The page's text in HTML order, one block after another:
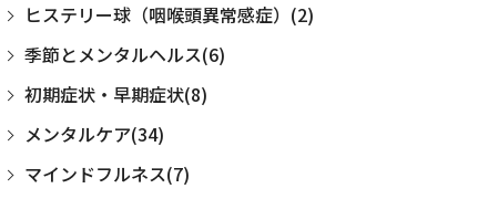
ヒステリー球（咽喉頭異常感症）(2)
季節とメンタルヘルス(6)
初期症状・早期症状(8)
メンタルケア(34)
マインドフルネス(7)